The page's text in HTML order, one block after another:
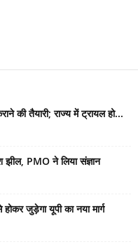
की तैयारी; राज्य में ट्रायल हो...
PMO ने लिया संज्ञान
जुड़ेगा यूपी का नया मार्ग